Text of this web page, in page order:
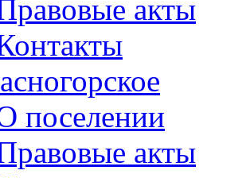
акты
поселении
акты